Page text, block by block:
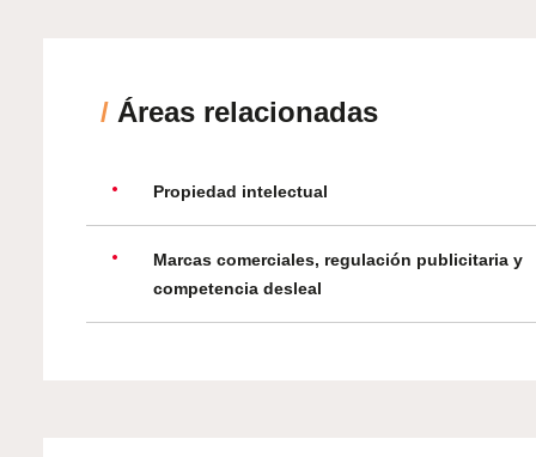
/ Áreas relacionadas
Propiedad intelectual
Marcas comerciales, regulación publicitaria y
competencia desleal